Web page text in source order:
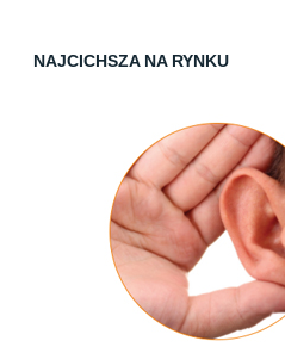
NAJCICHSZA NA RYNKU